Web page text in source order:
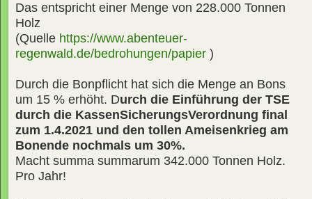
Das entspricht einer Menge von 228.000 Tonnen
Holz
(Quelle https://www.abenteuer-
regenwald.de/bedrohungen/papier )
Durch die Bonpflicht hat sich die Menge an Bons
um 15 % erhöht. Durch die Einführung der TSE
durch die KassenSicherungsVerordnung final
zum 1.4.2021 und den tollen Ameisenkrieg am
Bonende nochmals um 30%.
Macht summa summarum 342.000 Tonnen Holz.
Pro Jahr!